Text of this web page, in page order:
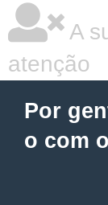
A
atenção
Por
o com